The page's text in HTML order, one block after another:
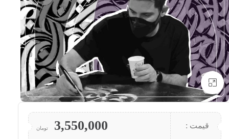
بزرگنمایی تصویر
قیمت : 3,550,000 تومان